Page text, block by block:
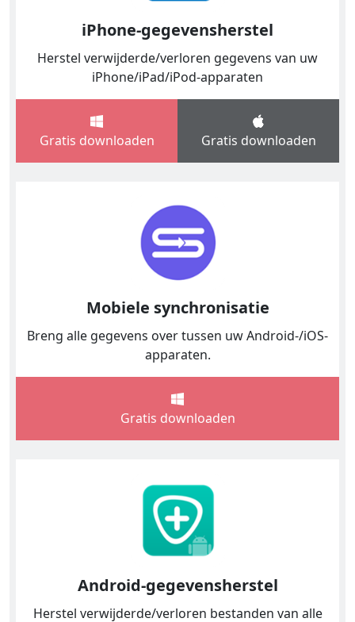
iPhone-gegevensherstel
Herstel verwijderde/verloren gegevens van uw
iPhone/iPad/iPod-apparaten
Gratis downloaden Gratis downloaden
Mobiele synchronisatie
Breng alle gegevens over tussen uw Android-/iOS-
apparaten.
Gratis downloaden
Android-gegevensherstel
Herstel verwijderde/verloren bestanden van alle